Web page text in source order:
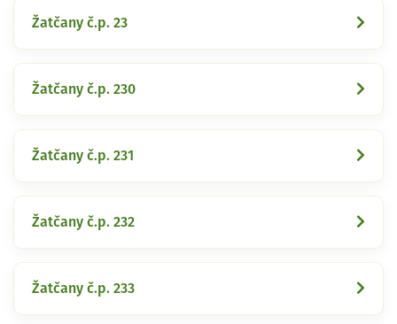
Žatčany č.p. 23
Žatčany č.p. 230
Žatčany č.p. 231
Žatčany č.p. 232
Žatčany č.p. 233